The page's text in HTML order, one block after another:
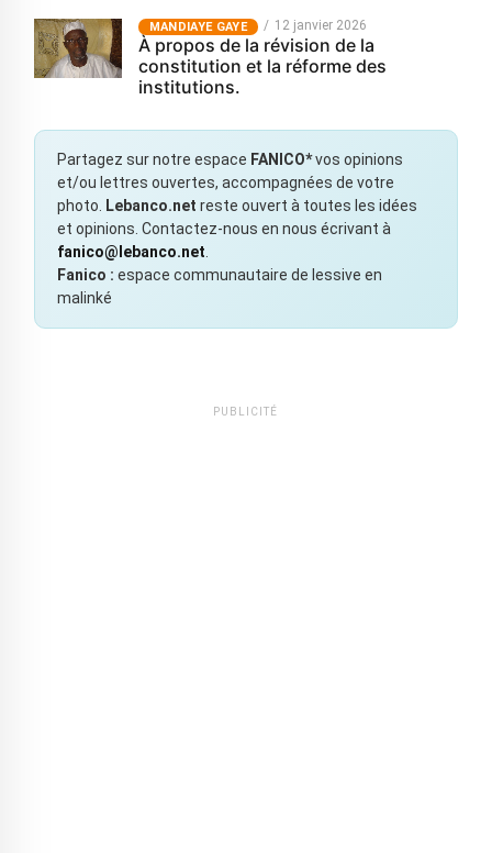
MANDIAYE GAYE 12 janvier 2026
À propos de la révision de la
constitution et la réforme des
institutions.
Partagez sur notre espace FANICO*vos opinions
et/ou lettres ouvertes, accompagnées de votre
photo. Lebanco.net reste ouvert à toutes les idées
et opinions. Contactez-nous en nous écrivant à
fanico@lebanco.net.
Fanico : espace communautaire de lessive en
malinké
PUBLICITÉ